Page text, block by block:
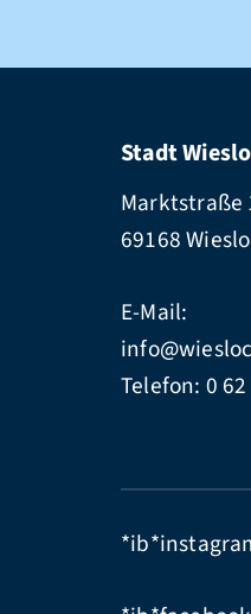
Stadt
Marktstraße
69168
E-Mail:
Telefon: 0